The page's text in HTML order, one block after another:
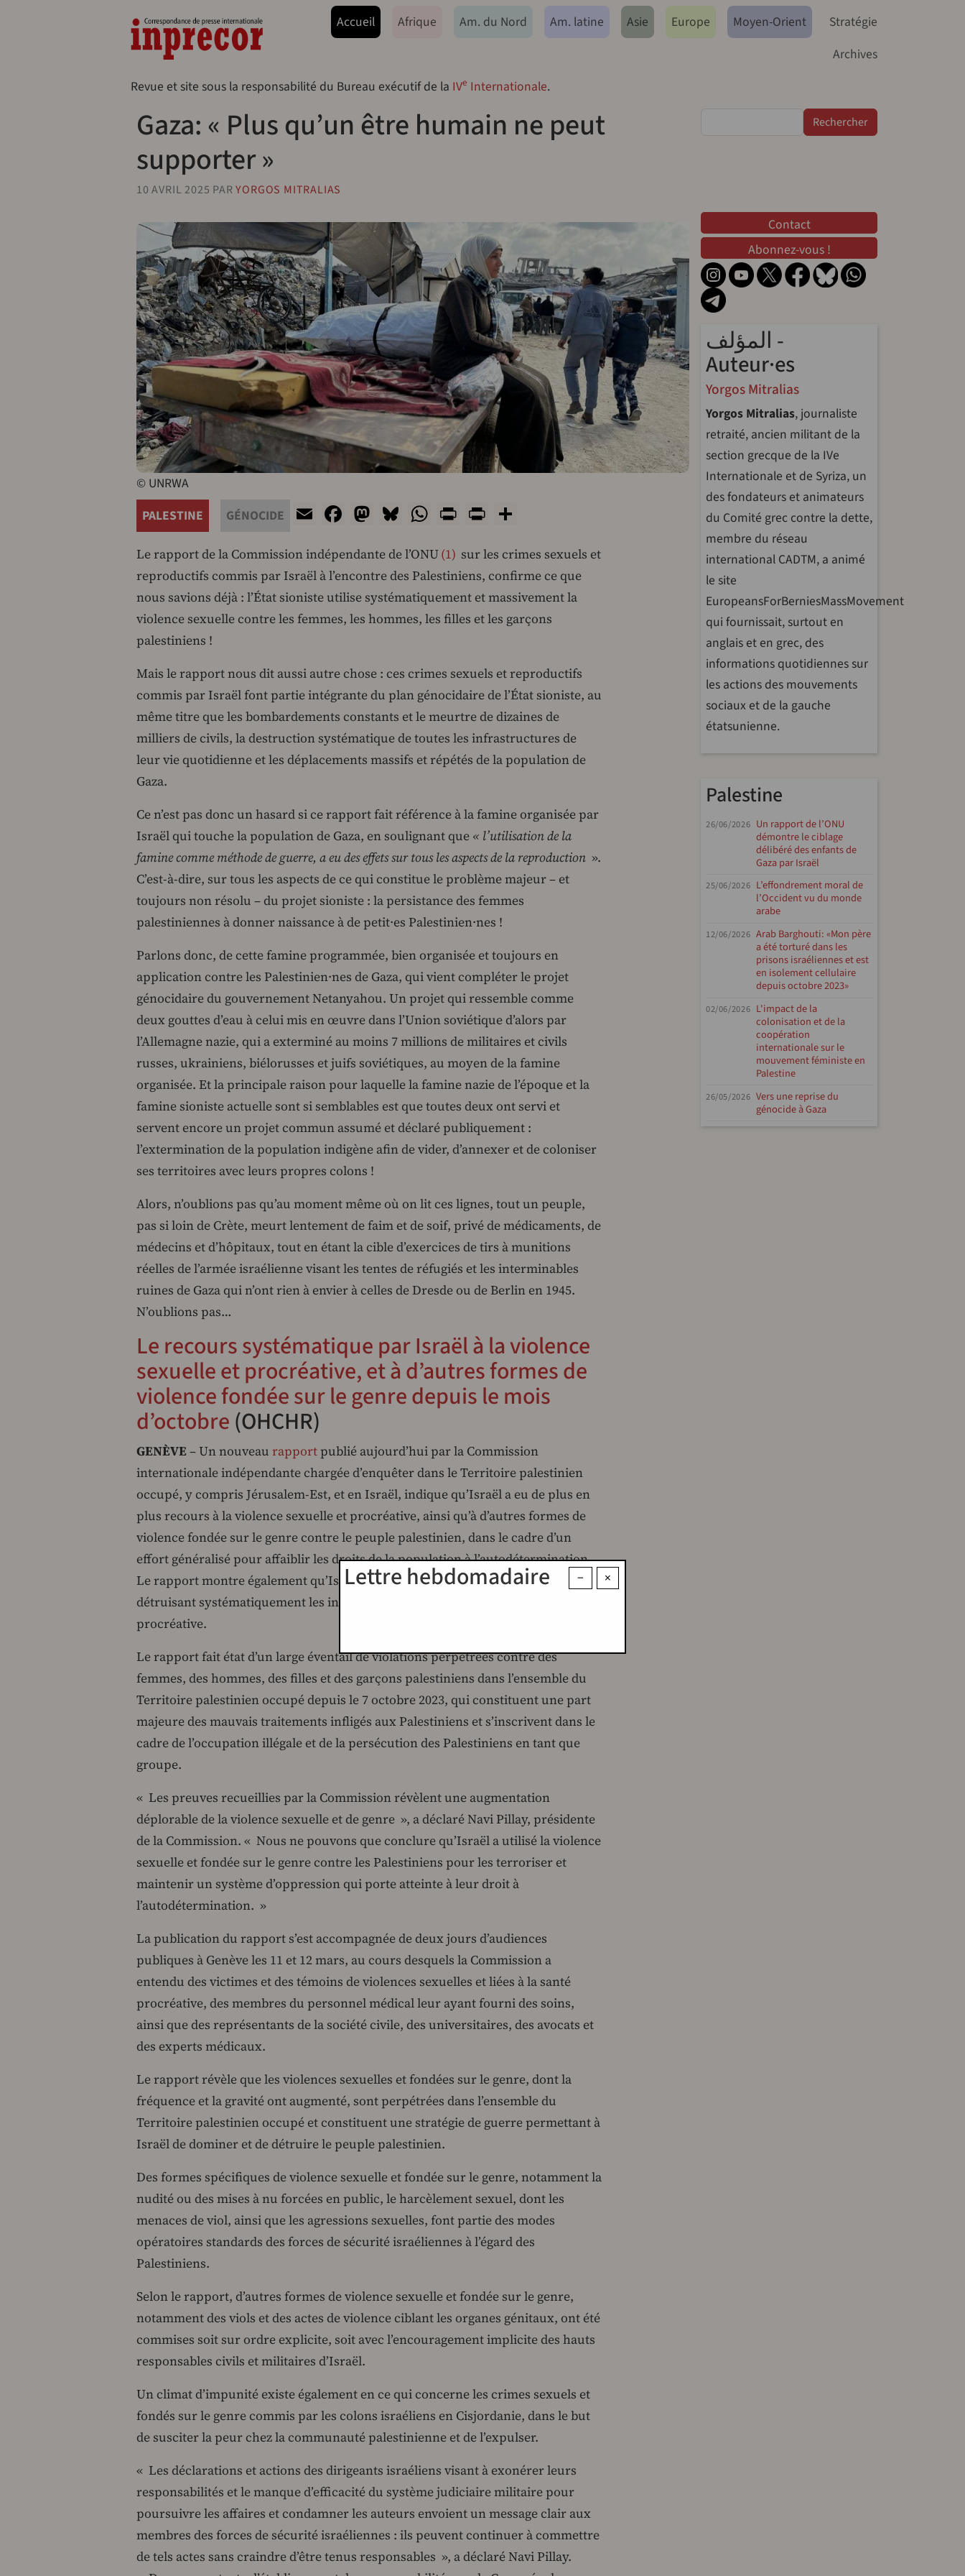
Navegação principal
Accueil Afrique Am. du Nord Am. latine Asie Europe Moyen-Orient
Stratégie
Archives
Revue et site sous la responsabilité du Bureau exécutif de la IVe Internationale.
Gaza: « Plus qu’un être humain ne peut
supporter »
10 AVRIL 2025 PARYORGOS MITRALIAS
© UNRWA
PALESTINE
GÉNOCIDE EmailFacebook
Mastodon
Bluesky
WhatsApp
PrintPrintFriendly
Le rapport de la Commission indépendante de l’ONU 1
sur les crimes sexuels et
reproductifs commis par Israël à l’encontre des Palestiniens, confirme ce que
nous savions déjà : l’État sioniste utilise systématiquement et massivement la
violence sexuelle contre les femmes, les hommes, les filles et les garçons
palestiniens !
Mais le rapport nous dit aussi autre chose : ces crimes sexuels et reproductifs
commis par Israël font partie intégrante du plan génocidaire de l’État sioniste, au
même titre que les bombardements constants et le meurtre de dizaines de
milliers de civils, la destruction systématique de toutes les infrastructures de
leur vie quotidienne et les déplacements massifs et répétés de la population de
Gaza.
Ce n’est pas donc un hasard si ce rapport fait référence à la famine organisée par
Israël qui touche la population de Gaza, en soulignant que « l’utilisation de la
famine comme méthode de guerre, a eu des effets sur tous les aspects de la reproduction ».
C’est-à-dire, sur tous les aspects de ce qui constitue le problème majeur – et
toujours non résolu – du projet sioniste : la persistance des femmes
palestiniennes à donner naissance à de petit·es Palestinien·nes !
Parlons donc, de cette famine programmée, bien organisée et toujours en
application contre les Palestinien·nes de Gaza, qui vient compléter le projet
génocidaire du gouvernement Netanyahou. Un projet qui ressemble comme
deux gouttes d’eau à celui mis en œuvre dans l’Union soviétique d’alors par
l’Allemagne nazie, qui a exterminé au moins 7 millions de militaires et civils
russes, ukrainiens, biélorusses et juifs soviétiques, au moyen de la famine
organisée. Et la principale raison pour laquelle la famine nazie de l’époque et la
famine sioniste actuelle sont si semblables est que toutes deux ont servi et
servent encore un projet commun assumé et déclaré publiquement :
l’extermination de la population indigène afin de vider, d’annexer et de coloniser
ses territoires avec leurs propres colons !
Alors, n’oublions pas qu’au moment même où on lit ces lignes, tout un peuple,
pas si loin de Crète, meurt lentement de faim et de soif, privé de médicaments, de
médecins et d’hôpitaux, tout en étant la cible d’exercices de tirs à munitions
réelles de l’armée israélienne visant les tentes de réfugiés et les interminables
ruines de Gaza qui n’ont rien à envier à celles de Dresde ou de Berlin en 1945.
N’oublions pas…
Le recours systématique par Israël à la violence
sexuelle et procréative, et à d’autres formes de
violence fondée sur le genre depuis le mois
d’octobre(OHCHR)
GENÈVE – Un nouveau rapportpublié aujourd’hui par la Commission
internationale indépendante chargée d’enquêter dans le Territoire palestinien
occupé, y compris Jérusalem-Est, et en Israël, indique qu’Israël a eu de plus en
plus recours à la violence sexuelle et procréative, ainsi qu’à d’autres formes de
violence fondée sur le genre contre le peuple palestinien, dans le cadre d’un
effort généralisé pour affaiblir les droits de la population à l’autodétermination.
Le rapport montre également qu’Israël a commis des actes génocidaires en
détruisant systématiquement les infrastructures de santé sexuelle et
procréative.
Le rapport fait état d’un large éventail de violations perpétrées contre des
femmes, des hommes, des filles et des garçons palestiniens dans l’ensemble du
Territoire palestinien occupé depuis le 7 octobre 2023, qui constituent une part
majeure des mauvais traitements infligés aux Palestiniens et s’inscrivent dans le
cadre de l’occupation illégale et de la persécution des Palestiniens en tant que
groupe.
« Les preuves recueillies par la Commission révèlent une augmentation
déplorable de la violence sexuelle et de genre », a déclaré Navi Pillay, présidente
de la Commission. « Nous ne pouvons que conclure qu’Israël a utilisé la violence
sexuelle et fondée sur le genre contre les Palestiniens pour les terroriser et
maintenir un système d’oppression qui porte atteinte à leur droit à
l’autodétermination. »
La publication du rapport s’est accompagnée de deux jours d’audiences
publiques à Genève les 11 et 12 mars, au cours desquels la Commission a
entendu des victimes et des témoins de violences sexuelles et liées à la santé
procréative, des membres du personnel médical leur ayant fourni des soins,
ainsi que des représentants de la société civile, des universitaires, des avocats et
des experts médicaux.
Le rapport révèle que les violences sexuelles et fondées sur le genre, dont la
fréquence et la gravité ont augmenté, sont perpétrées dans l’ensemble du
Territoire palestinien occupé et constituent une stratégie de guerre permettant à
Israël de dominer et de détruire le peuple palestinien.
Des formes spécifiques de violence sexuelle et fondée sur le genre, notamment la
nudité ou des mises à nu forcées en public, le harcèlement sexuel, dont les
menaces de viol, ainsi que les agressions sexuelles, font partie des modes
opératoires standards des forces de sécurité israéliennes à l’égard des
Palestiniens.
Selon le rapport, d’autres formes de violence sexuelle et fondée sur le genre,
notamment des viols et des actes de violence ciblant les organes génitaux, ont été
commises soit sur ordre explicite, soit avec l’encouragement implicite des hauts
responsables civils et militaires d’Israël.
Un climat d’impunité existe également en ce qui concerne les crimes sexuels et
fondés sur le genre commis par les colons israéliens en Cisjordanie, dans le but
de susciter la peur chez la communauté palestinienne et de l’expulser.
« Les déclarations et actions des dirigeants israéliens visant à exonérer leurs
responsabilités et le manque d’efficacité du système judiciaire militaire pour
poursuivre les affaires et condamner les auteurs envoient un message clair aux
membres des forces de sécurité israéliennes : ils peuvent continuer à commettre
de tels actes sans craindre d’être tenus responsables », a déclaré Navi Pillay.
×
−
Lettre hebdomadaire
Contact
Abonnez-vous !
المؤلف -
Auteur·es
Yorgos Mitralias
Yorgos Mitralias, journaliste
retraité, ancien militant de la
section grecque de la IVe
Internationale et de Syriza, un
des fondateurs et animateurs
du Comité grec contre la dette,
membre du réseau
international CADTM, a animé
le site
EuropeansForBerniesMassMovement
qui fournissait, surtout en
anglais et en grec, des
informations quotidiennes sur
les actions des mouvements
sociaux et de la gauche
étatsunienne.
Palestine
26/06/2026 Un rapport de l’ONU
démontre le ciblage
délibéré des enfants de
Gaza par Israël
25/06/2026 L’effondrement moral de
l’Occident vu du monde
arabe
12/06/2026 Arab Barghouti: «Mon père
a été torturé dans les
prisons israéliennes et est
en isolement cellulaire
depuis octobre 2023»
02/06/2026 L'impact de la
colonisation et de la
coopération
internationale sur le
mouvement féministe en
Palestine
26/05/2026 Vers une reprise du
génocide à Gaza